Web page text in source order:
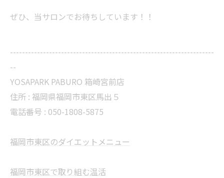
ぜひ、当サロンでお待ちしています！！
--------------------------------------------------------------------
--
YOSAPARK PABURO 箱崎宮前店
住所 : 福岡県福岡市東区馬出５
電話番号 : 050-1808-5875
福岡市東区のダイエットメニュー
福岡市東区で取り組む温活